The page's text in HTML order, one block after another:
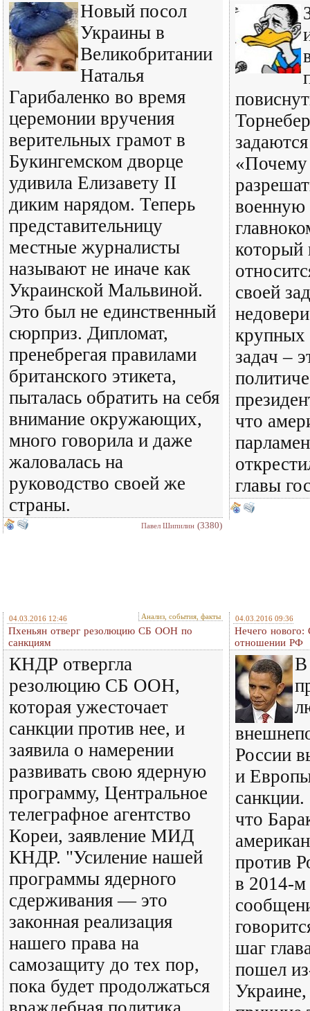
Новый посол
Украины в
Великобритании
Наталья
Гарибаленко во время
церемонии вручения
верительных грамот в
Букингемском дворце
удивила Елизавету II
диким нарядом. Теперь
представительницу
местные журналисты
называют не иначе как
Украинской Мальвиной.
Это был не единственный
сюрприз. Дипломат,
пренебрегая правилами
британского этикета,
пыталась обратить на себя
внимание окружающих,
много говорила и даже
жаловалась на
руководство своей же
страны.
Павел Шипилин (3380)
военную
который
своей
задач –
что
главы
04.03.2016 12:46 Анализ, события, факты
Пхеньян отверг резолюцию СБ ООН по
санкциям
КНДР отвергла
резолюцию СБ ООН,
которая ужесточает
санкции против нее, и
заявила о намерении
развивать свою ядерную
программу, Центральное
телеграфное агентство
Кореи, заявление МИД
КНДР. "Усиление нашей
программы ядерного
сдерживания — это
законная реализация
нашего права на
самозащиту до тех пор,
пока будет продолжаться
04.03.2016 09:36
Нечего
отношении РФ
В
России
и
что
против
в 2014-м
шаг
пошел